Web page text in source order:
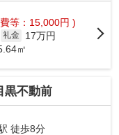
等：15,000円 )
礼金
17万円
㎡
黒不動前
徒歩8分